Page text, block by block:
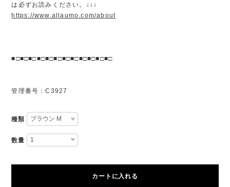
は必ずお読みください。↓↓↓
https://www.allaumo.com/about
■□■□■□■□■□■□■□■□■□■□■□■□
管理番号：C3927
種類
数量
カートに入れる